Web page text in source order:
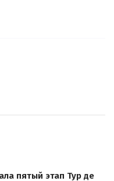
пятый этап Тур де